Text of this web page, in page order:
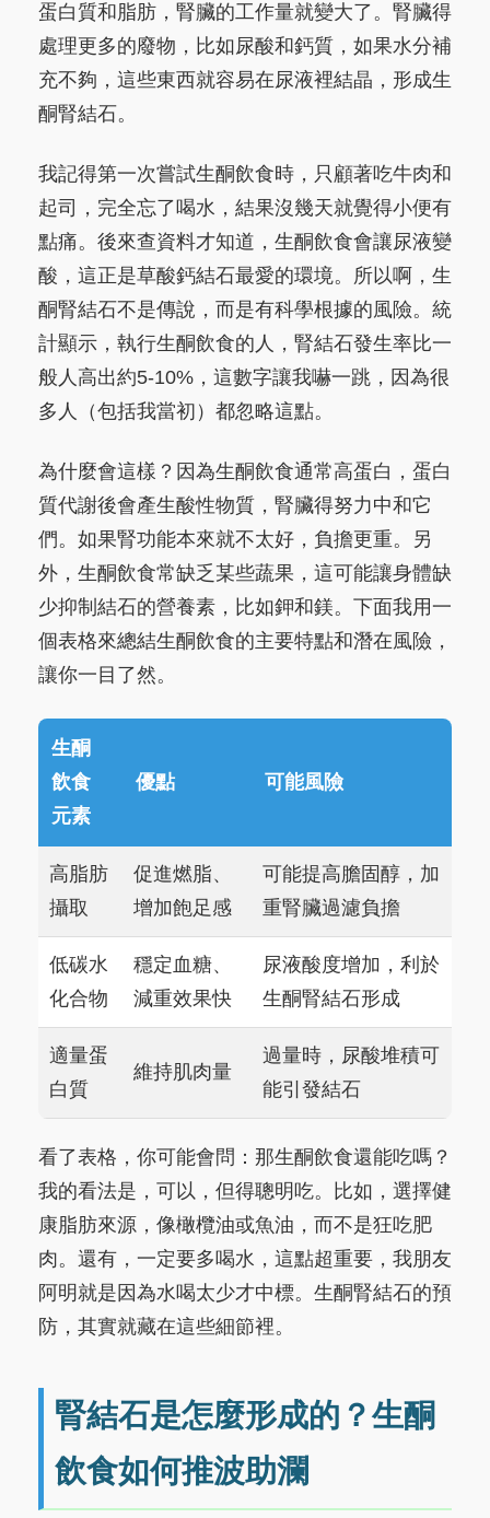
蛋白質和脂肪，腎臟的工作量就變大了。腎臟得
處理更多的廢物，比如尿酸和鈣質，如果水分補
充不夠，這些東西就容易在尿液裡結晶，形成生
酮腎結石。
我記得第一次嘗試生酮飲食時，只顧著吃牛肉和
起司，完全忘了喝水，結果沒幾天就覺得小便有
點痛。後來查資料才知道，生酮飲食會讓尿液變
酸，這正是草酸鈣結石最愛的環境。所以啊，生
酮腎結石不是傳說，而是有科學根據的風險。統
計顯示，執行生酮飲食的人，腎結石發生率比一
般人高出約5-10%，這數字讓我嚇一跳，因為很
多人（包括我當初）都忽略這點。
為什麼會這樣？因為生酮飲食通常高蛋白，蛋白
質代謝後會產生酸性物質，腎臟得努力中和它
們。如果腎功能本來就不太好，負擔更重。另
外，生酮飲食常缺乏某些蔬果，這可能讓身體缺
少抑制結石的營養素，比如鉀和鎂。下面我用一
個表格來總結生酮飲食的主要特點和潛在風險，
讓你一目了然。
生酮
飲食
元素
優點 可能風險
高脂肪
攝取
促進燃脂、
增加飽足感
可能提高膽固醇，加
重腎臟過濾負擔
低碳水
化合物
穩定血糖、
減重效果快
尿液酸度增加，利於
生酮腎結石形成
適量蛋
白質
維持肌肉量
過量時，尿酸堆積可
能引發結石
看了表格，你可能會問：那生酮飲食還能吃嗎？
我的看法是，可以，但得聰明吃。比如，選擇健
康脂肪來源，像橄欖油或魚油，而不是狂吃肥
肉。還有，一定要多喝水，這點超重要，我朋友
阿明就是因為水喝太少才中標。生酮腎結石的預
防，其實就藏在這些細節裡。
腎結石是怎麼形成的？生酮
飲食如何推波助瀾